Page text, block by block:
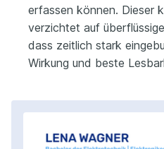
erfassen können. Dieser
verzichtet auf
dass zeitlich stark
Wirkung und beste